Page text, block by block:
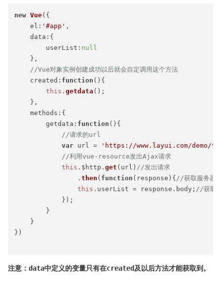
new Vue({
el : '#app' ,
data :{
userList : null
    },
//Vue对象实例创建成功以后就会自定调用这个方法
created : function ( ){
this . getdata ();
    },
methods :{
getdata : function ( ){
//请求的url
var url =
'https://www.layui.com/demo/
//利用vue-resource发出Ajax请求
this . $http . get (url) //发出请求
                .
then ( function ( response ){ //获取服务器
this . userList = response. body ; //获取
            });
        }
    }
})
注意：data中定义的变量只有在created及以后方法才能获取到。